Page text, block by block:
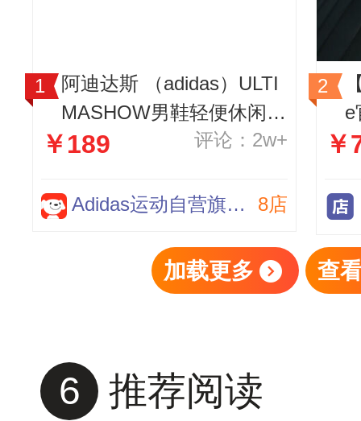
阿迪达斯 （adidas）ULTI
MASHOW男鞋轻便休闲缓
震健身训练运动鞋跑步鞋
￥189 评论：2w+
Adidas运动自营旗舰店 8店
e
￥
加载更多 查
6 推荐阅读